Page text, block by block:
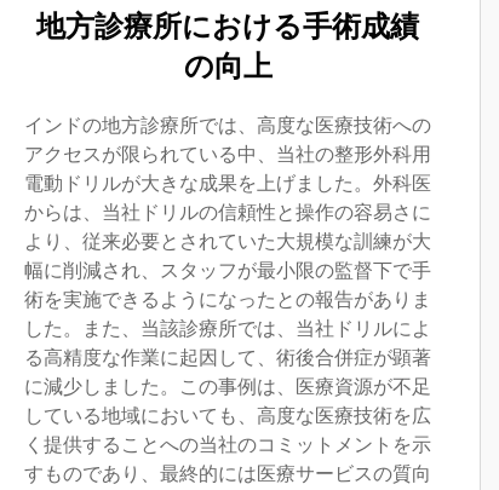
地方診療所における手術成績
の向上
インドの地方診療所では、高度な医療技術への
アクセスが限られている中、当社の整形外科用
電動ドリルが大きな成果を上げました。外科医
からは、当社ドリルの信頼性と操作の容易さに
より、従来必要とされていた大規模な訓練が大
幅に削減され、スタッフが最小限の監督下で手
術を実施できるようになったとの報告がありま
した。また、当該診療所では、当社ドリルによ
る高精度な作業に起因して、術後合併症が顕著
に減少しました。この事例は、医療資源が不足
している地域においても、高度な医療技術を広
く提供することへの当社のコミットメントを示
すものであり、最終的には医療サービスの質向